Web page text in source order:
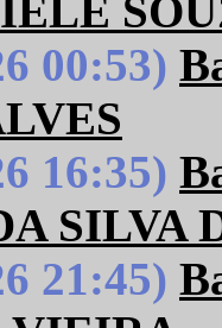
00:53)
16:35)
SILVA
21:45)